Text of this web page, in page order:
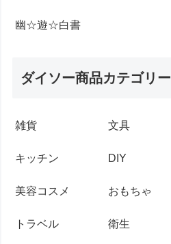
幽☆遊☆白書
ダイソー商品カテゴリー
雑貨 文具
キッチン DIY
美容コスメ おもちゃ
トラベル 衛生